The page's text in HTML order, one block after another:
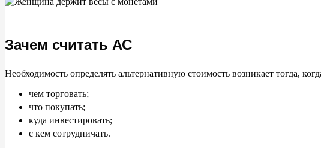
Зачем считать АС
Необходимость определять альтернативную стоимость возникает тогда,
чем торговать;
что покупать;
куда инвестировать;
с кем сотрудничать.